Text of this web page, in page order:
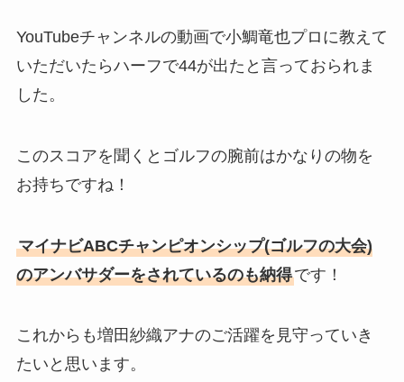
YouTubeチャンネルの動画で小鯛竜也プロに教えて
いただいたらハーフで44が出たと言っておられま
した。
このスコアを聞くとゴルフの腕前はかなりの物を
お持ちですね！
マイナビABCチャンピオンシップ(ゴルフの大会)
のアンバサダーをされているのも納得です！
これからも増田紗織アナのご活躍を見守っていき
たいと思います。